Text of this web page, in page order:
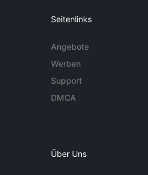
Seitenlinks
Angebote
Werben
Support
DMCA
Über Uns